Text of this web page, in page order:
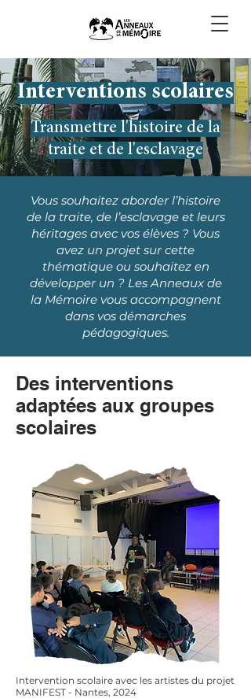
Interventions scolaires
Transmettre l'histoire de la
traite et de l'esclavage
Vous souhaitez aborder l’histoire
de la traite, de l’esclavage et leurs
héritages avec vos élèves ? Vous
avez un projet sur cette
thématique ou souhaitez en
développer un ? Les Anneaux de
la Mémoire vous accompagnent
dans vos démarches
pédagogiques.
Des interventions
adaptées aux groupes
scolaires
Intervention scolaire avec les artistes du projet
MANIFEST - Nantes, 2024